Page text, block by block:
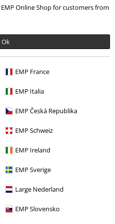
Online Shop for customers from
Ok
EMP France
EMP Italia
EMP Česká Republika
EMP Schweiz
EMP Ireland
EMP Sverige
Large Nederland
EMP Slovensko